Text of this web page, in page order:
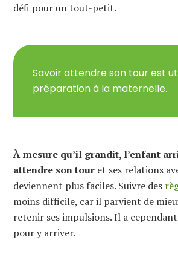
défi pour un tout-petit.
Savoir attendre son tour est
préparation à la maternelle.
À mesure qu’il grandit, l’enfant
attendre son tour et ses relations
deviennent plus faciles. Suivre des
moins difficile, car il parvient de
retenir ses impulsions. Il a cependant
pour y arriver.